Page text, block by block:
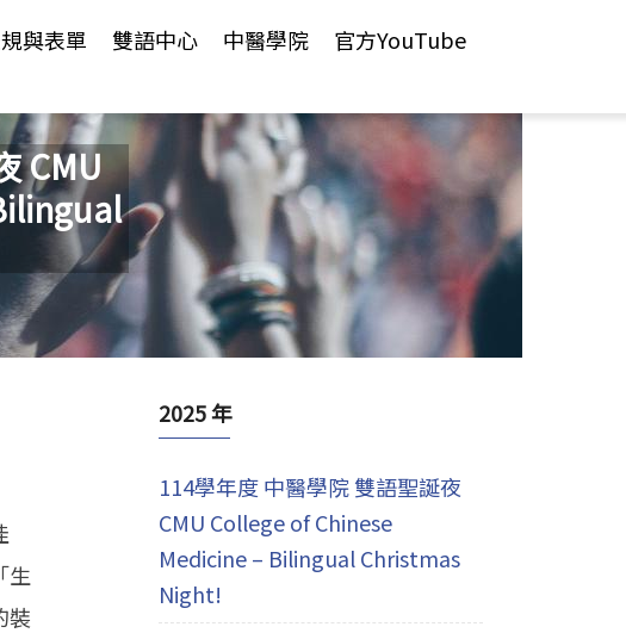
與表單 雙語中心 中醫學院 官方YouTube
CMU
生
裝
2025 年
114學年度 中醫學院 雙語聖誕夜
CMU College of Chinese
Medicine – Bilingual Christmas
Night!